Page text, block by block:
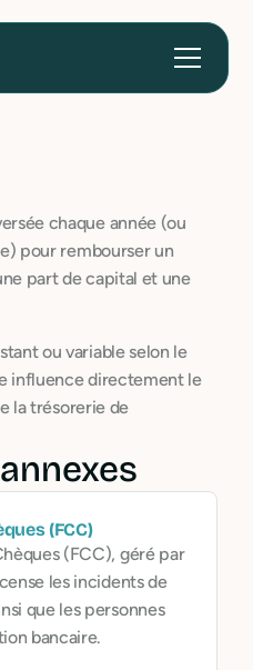
chaque année (ou
pour rembourser un
part de capital et une
ou variable selon le
influence directement le
la trésorerie de
(FCC)
(FCC), géré par
les incidents de
que les personnes
bancaire.